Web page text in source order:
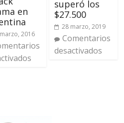
en
2016
superó los
$27.500
28 marzo, 2019
Comentarios
desactivados